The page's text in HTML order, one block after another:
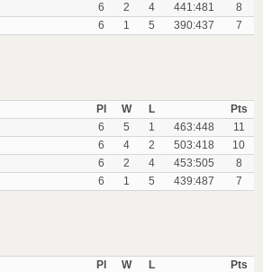
6 2 4 441:481
8
6 1 5 390:437 7
Pl
W L
Pts
6 5 1 463:448
11
6 4 2 503:418
10
6 2 4 453:505
8
6 1 5 439:487 7
Pl
W L
Pts